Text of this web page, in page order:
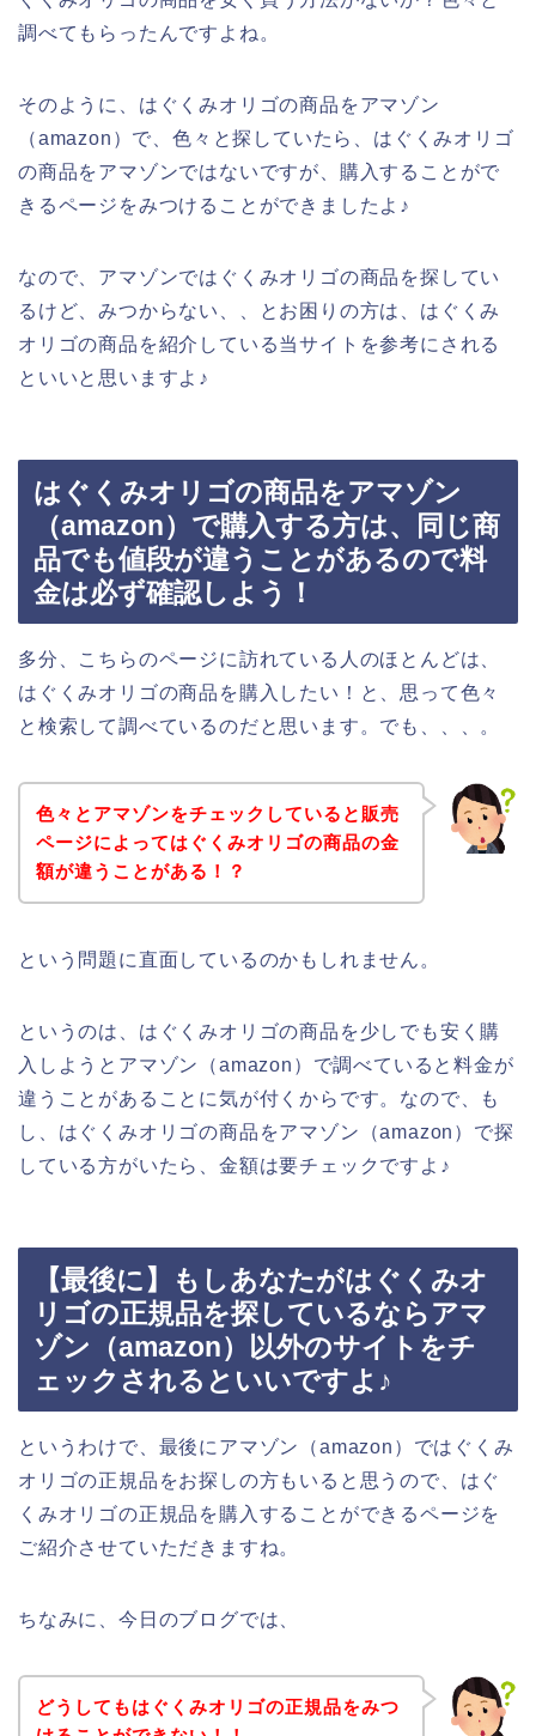
調べてもらったんですよね。
そのように、はぐくみオリゴの商品をアマゾン
（amazon）で、色々と探していたら、はぐくみオリゴ
の商品をアマゾンではないですが、購入することがで
きるページをみつけることができましたよ♪
なので、アマゾンではぐくみオリゴの商品を探してい
るけど、みつからない、、とお困りの方は、はぐくみ
オリゴの商品を紹介している当サイトを参考にされる
といいと思いますよ♪
はぐくみオリゴの商品をアマゾン
（amazon）で購入する方は、同じ商
品でも値段が違うことがあるので料
金は必ず確認しよう！
多分、こちらのページに訪れている人のほとんどは、
はぐくみオリゴの商品を購入したい！と、思って色々
と検索して調べているのだと思います。でも、、、。
色々とアマゾンをチェックしていると販売
ページによってはぐくみオリゴの商品の金
額が違うことがある！？
という問題に直面しているのかもしれません。
というのは、はぐくみオリゴの商品を少しでも安く購
入しようとアマゾン（amazon）で調べていると料金が
違うことがあることに気が付くからです。なので、も
し、はぐくみオリゴの商品をアマゾン（amazon）で探
している方がいたら、金額は要チェックですよ♪
【最後に】もしあなたがはぐくみオ
リゴの正規品を探しているならアマ
ゾン（amazon）以外のサイトをチ
ェックされるといいですよ♪
というわけで、最後にアマゾン（amazon）ではぐくみ
オリゴの正規品をお探しの方もいると思うので、はぐ
くみオリゴの正規品を購入することができるページを
ご紹介させていただきますね。
ちなみに、今日のブログでは、
どうしてもはぐくみオリゴの正規品をみつ